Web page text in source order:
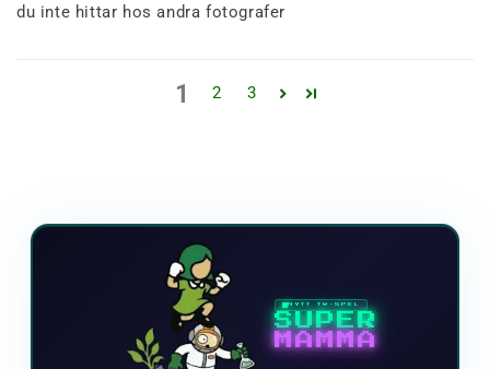
du inte hittar hos andra fotografer
1 2 3
NYTT TV-SPEL
SUPER
MAMMA